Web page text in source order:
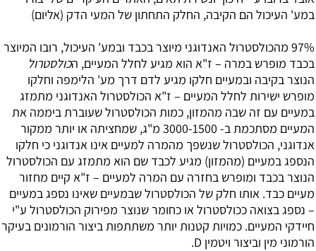
במע' העיכול הם הקיבה, החלק התחתון של המעי הדק (אליום)
97% מהכולסטרול האנדוגני מיוצר בכבד ובמע' העיכול, רובו המיוצר
בכבד מופרש במרה – ז"א הוא מגיע לחלל המעיים, הכולסטרול
הנוצר בקיבה ובמעיים חלקו מגיע לדם דרך מע' הלימפה וחלקו
מופרש ישירות לחלל המעיים – ז"א הכולסטרול האנדוגני מתמזג
במעיים עם זה שבה מהמזון, כמות הכולסטרול שעוברת ביממה את
המעיים מסתכמת ב- 3000-1500 מ"ג, שמחציתה או יותר ממקור
אנדוגני, הכולסטרול שנשפך מהמרה למעיים אינו אנדוגני כי חלקו
הנספג במעיים (מהמזון) מגיע לכבד שם הוא מתמזג עם הכולסטרול
הנוצר בכבד ומופרש בחזרה עם המרה למעיים – ז"א קיים מחזור
מעיים כבד. אותו חלק של הכולסטרול שבמעיים שאינו נספג במעיים
– נספג בצואה ככולסטרול או כחומר שנוצר מפירוק הכולסטרול ע"י
חיידקי המעיים. כמויות קטנות יותר משתתפות ביצור הורמונים בעיקר
הורמוני מין וביצור ויטמין D.